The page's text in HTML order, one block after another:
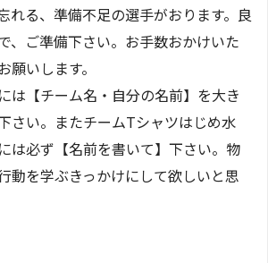
れる、準備不足の選手がおります。良
、ご準備下さい。お手数おかけいた
願いします。
は【チーム名・自分の名前】を大き
さい。またチームTシャツはじめ水
は必ず【名前を書いて】下さい。物
動を学ぶきっかけにして欲しいと思